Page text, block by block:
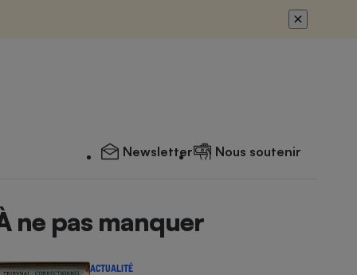
Newsletter Nous soutenir
ne pas manquer
ACTUALITÉ